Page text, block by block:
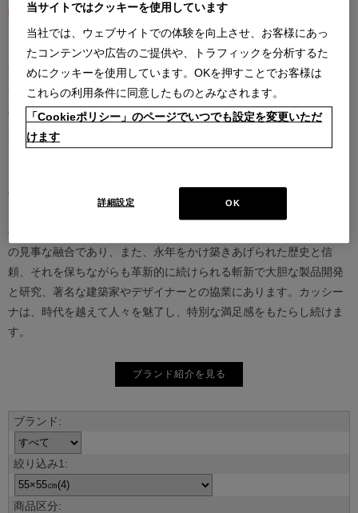
カッシーナは創業以来、インテリアの未来をデザインし続けてきた
家具業界では数少ないリーディングブランドとして知られていま
す。17世紀、イタリアで誕生したカッシーナは、教会の木製チェア
の製造に始まり、その後豪華客船の内装などを手掛け、技術力を確
かなものとしました。1927年にチェーザレ・カッシーナとウンベル
ト・カッシーナによってカッシーナ社が設立されると、5０年代には
の最も重要な美術館にコレクションされるなど、その完成度とデザ
イン性は高い評価を得ています。この普遍的なクオリティを支える
のは、高水準のテクノロジーとアルチザン（職人）の技術の継承と
の見事な融合であり、また、永年をかけ築きあげられた歴史と信
頼、それを保ちながらも革新的に続けられる斬新で大胆な製品開発
と研究、著名な建築家やデザイナーとの協業にあります。カッシー
ナは、時代を越えて人々を魅了し、特別な満足感をもたらし続けま
す。
ブランド紹介を見る
当サイトではクッキーを使用しています
当社では、ウェブサイトでの体験を向上させ、お客様にあっ
たコンテンツや広告のご提供や、トラフィックを分析するた
めにクッキーを使用しています。OKを押すことでお客様は
これらの利用条件に同意したものとみなされます。
「Cookieポリシー」のページでいつでも設定を変更いただ
けます
OK
詳細設定